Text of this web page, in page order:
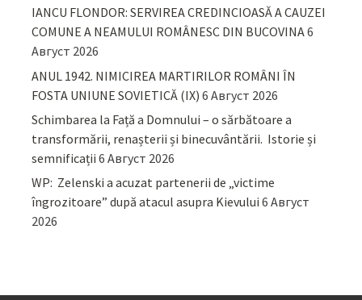
IANCU FLONDOR: SERVIREA CREDINCIOASĂ A CAUZEI
COMUNE A NEAMULUI ROMÂNESC DIN BUCOVINA6
Август 2026
ANUL 1942. NIMICIREA MARTIRILOR ROMÂNI ÎN
FOSTA UNIUNE SOVIETICĂ (IX) 6 Август 2026
Schimbarea la Față a Domnului – o sărbătoare a
transformării, renașterii și binecuvântării. Istorie și
semnificații 6 Август 2026
WP: Zelenski a acuzat partenerii de „victime
îngrozitoare” după atacul asupra Kievului 6 Август
2026